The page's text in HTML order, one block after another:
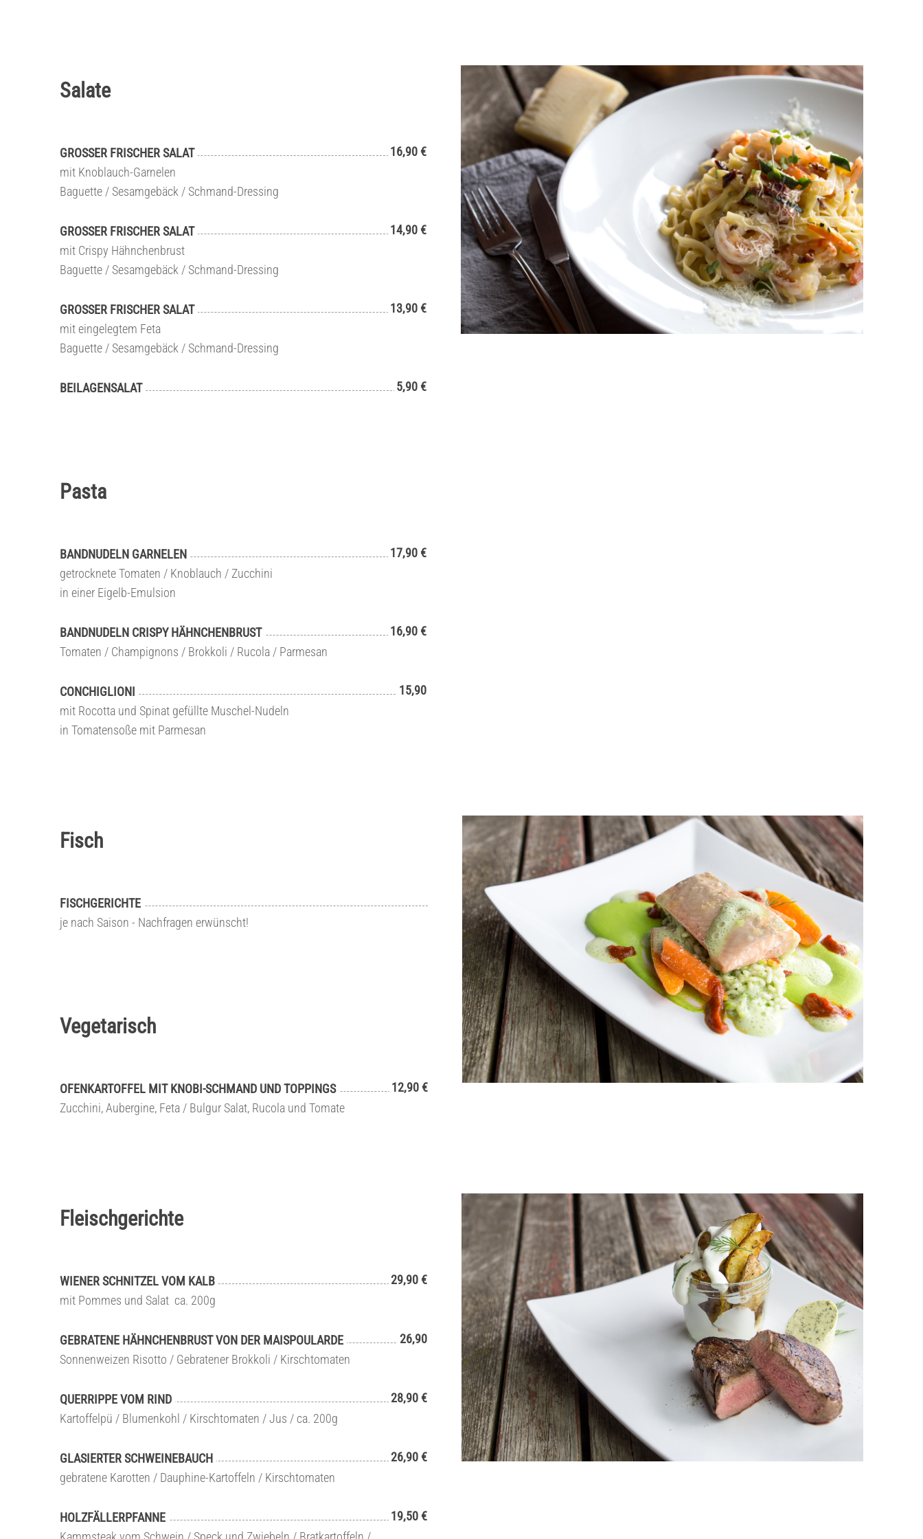
Salate
GROSSER FRISCHER SALAT
mit Knoblauch-Garnelen
Baguette / Sesamgebäck / Schmand-Dressing
16,90 €
GROSSER FRISCHER SALAT
mit Crispy Hähnchenbrust
Baguette / Sesamgebäck / Schmand-Dressing
14,90 €
GROSSER FRISCHER SALAT
mit eingelegtem Feta
Baguette / Sesamgebäck / Schmand-Dressing
13,90 €
BEILAGENSALAT 5,90 €
Pasta
BANDNUDELN GARNELEN
getrocknete Tomaten / Knoblauch / Zucchini
in einer Eigelb-Emulsion
17,90 €
BANDNUDELN CRISPY HÄHNCHENBRUST
Tomaten / Champignons / Brokkoli / Rucola / Parmesan
16,90 €
CONCHIGLIONI
mit Rocotta und Spinat gefüllte Muschel-Nudeln
in Tomatensoße mit Parmesan
15,90
Fisch
FISCHGERICHTE
je nach Saison - Nachfragen erwünscht!
Vegetarisch
OFENKARTOFFEL MIT KNOBI-SCHMAND UND TOPPINGS
Zucchini, Aubergine, Feta / Bulgur Salat, Rucola und Tomate
12,90 €
Fleischgerichte
WIENER SCHNITZEL VOM KALB
mit Pommes und Salat ca. 200g
29,90 €
GEBRATENE HÄHNCHENBRUST VON DER MAISPOULARDE
Sonnenweizen Risotto / Gebratener Brokkoli / Kirschtomaten
26,90
QUERRIPPE VOM RIND
Kartoffelpü / Blumenkohl / Kirschtomaten / Jus / ca. 200g
28,90 €
GLASIERTER SCHWEINEBAUCH
gebratene Karotten / Dauphine-Kartoffeln / Kirschtomaten
26,90 €
HOLZFÄLLERPFANNE
19,50 €